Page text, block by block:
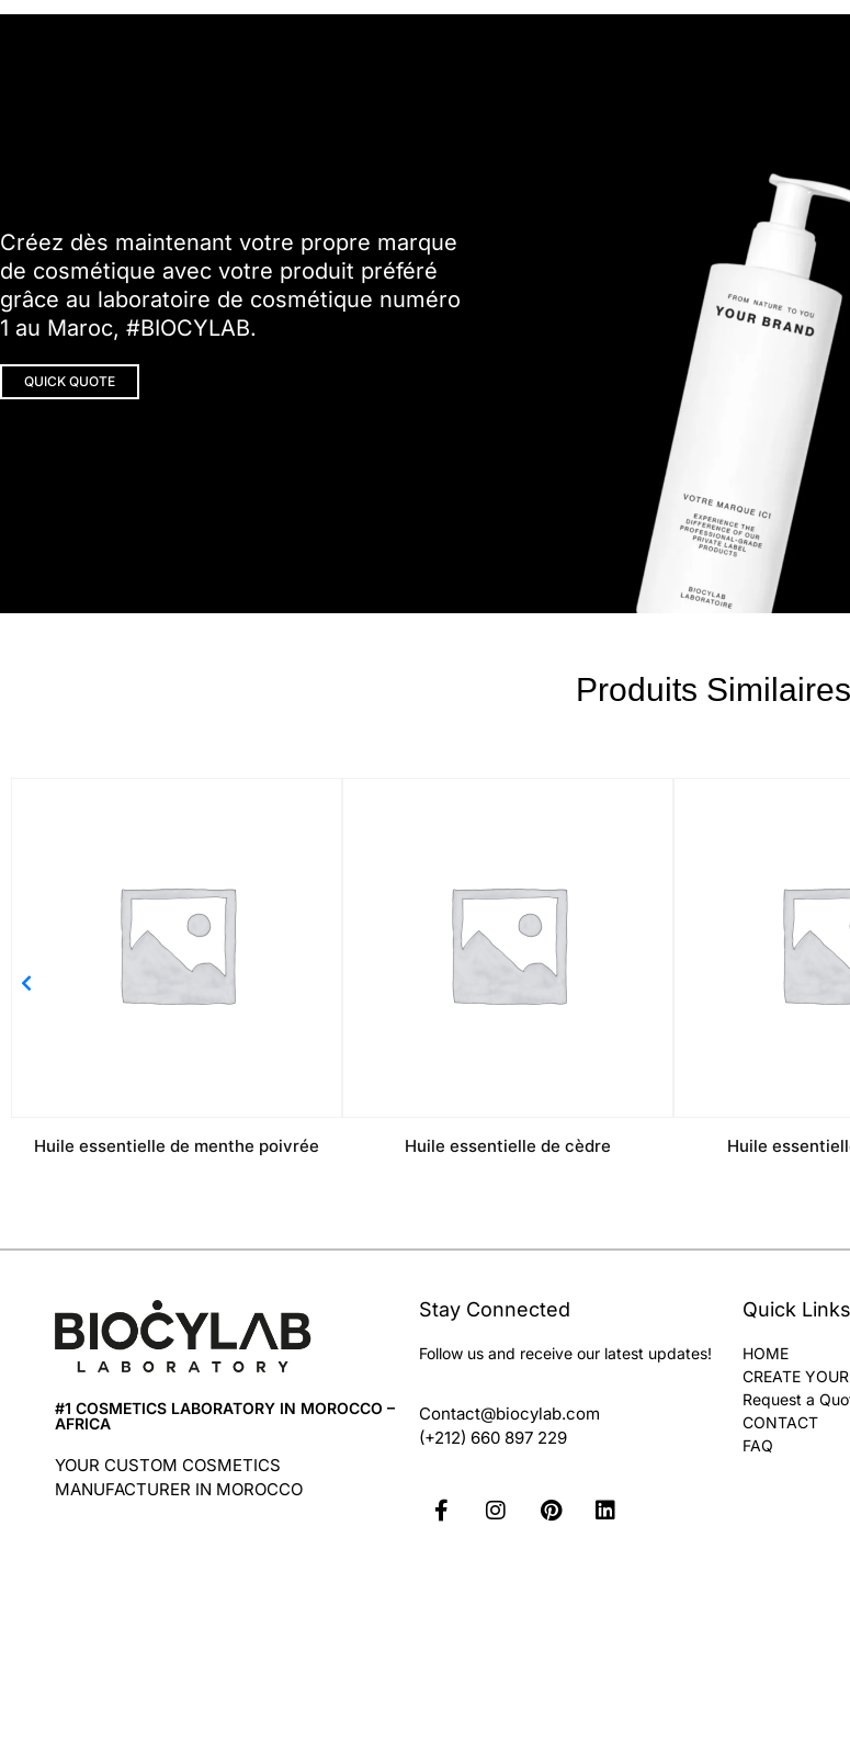
Créez dès maintenant votre propre marque
de cosmétique avec votre produit préféré
grâce au laboratoire de cosmétique numéro
1 au Maroc, #BIOCYLAB.
QUICK QUOTE
Produits Similaires
Huile essentielle de menthe poivrée Huile essentielle de cèdre Huile
#1 COSMETICS LABORATORY IN MOROCCO –
AFRICA
YOUR CUSTOM COSMETICS
MANUFACTURER IN MOROCCO
Stay Connected
Follow us and receive our latest updates!
Contact@biocylab.com
(+212) 660 897 229
Quick Links
HOME
CREATE
Request a
CONTACT
FAQ